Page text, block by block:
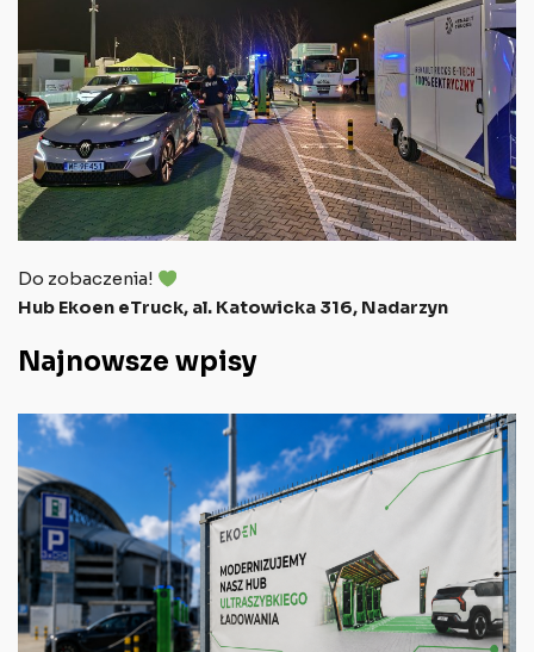
Do zobaczenia!
Hub Ekoen eTruck, al. Katowicka 316, Nadarzyn
Najnowsze wpisy